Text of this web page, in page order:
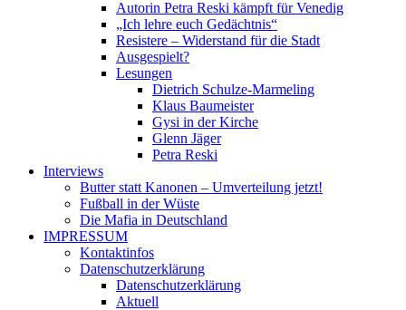
Autorin Petra Reski kämpft für Venedig
„Ich lehre euch Gedächtnis“
Resistere – Widerstand für die Stadt
Ausgespielt?
Lesungen
Dietrich Schulze-Marmeling
Klaus Baumeister
Gysi in der Kirche
Glenn Jäger
Petra Reski
Interviews
Butter statt Kanonen – Umverteilung jetzt!
Fußball in der Wüste
Die Mafia in Deutschland
IMPRESSUM
Kontaktinfos
Datenschutzerklärung
Datenschutzerklärung
Aktuell